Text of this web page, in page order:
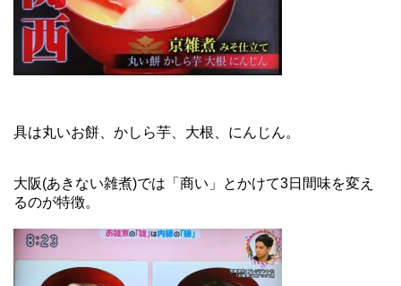
具は丸いお餅、かしら芋、大根、にんじん。
大阪(あきない雑煮)では「商い」とかけて3日間味を変え
るのが特徴。